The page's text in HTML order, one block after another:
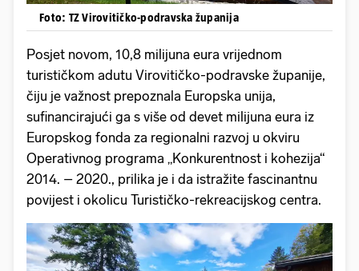
Foto: TZ Virovitičko-podravska županija
Posjet novom, 10,8 milijuna eura vrijednom
turističkom adutu Virovitičko-podravske županije,
čiju je važnost prepoznala Europska unija,
sufinancirajući ga s više od devet milijuna eura iz
Europskog fonda za regionalni razvoj u okviru
Operativnog programa „Konkurentnost i kohezija“
2014. – 2020., prilika je i da istražite fascinantnu
povijest i okolicu Turističko-rekreacijskog centra.